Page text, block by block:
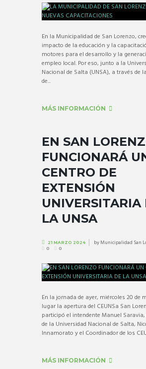
En la Municipalidad de San Lorenzo,
impacto de la educación y la
motores para el desarrollo y la
empleo local. Por eso, junto a la
Nacional de Salta (UNSA), a través de
de...
MÁS INFORMACIÓN
EN SAN
FUNCIONARÁ
CENTRO DE
EXTENSIÓN
UNIVERSITARIA
LA UNSA
21 MARZO 2024 byMunicipalidad San
0
0
En la jornada de ayer, miércoles 20 de
lugar la apertura del CEUNSa San
participó el intendente Manuel
de la Universidad Nacional de Salta,
Innamorato y el Coordinador de los
MÁS INFORMACIÓN